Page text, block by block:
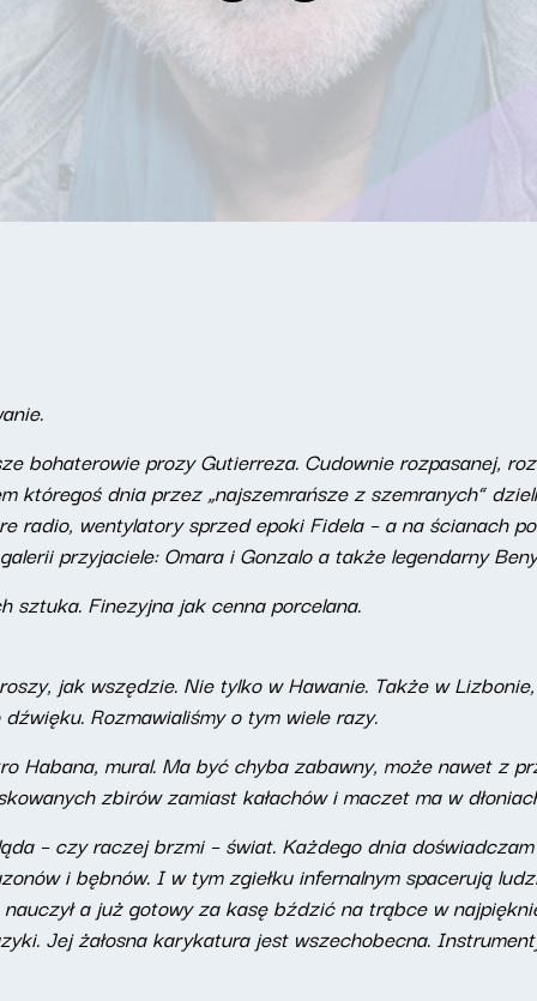
bohaterowie prozy Gutierreza. Cudownie rozpasanej,
któregoś dnia przez „najszemrańsze z szemranych”
radio, wentylatory sprzed epoki Fidela – a na ścianach
przyjaciele: Omara i Gonzalo a także legendarny
sztuka. Finezyjna jak cenna porcelana.
jak wszędzie. Nie tylko w Hawanie. Także w
Rozmawialiśmy o tym wiele razy.
Habana, mural. Ma być chyba zabawny, może nawet z
zbirów zamiast kałachów i maczet ma w
– czy raczej brzmi – świat. Każdego dnia
i bębnów. I w tym zgiełku infernalnym spacerują
a już gotowy za kasę bździć na trąbce w
Jej żałosna karykatura jest wszechobecna.